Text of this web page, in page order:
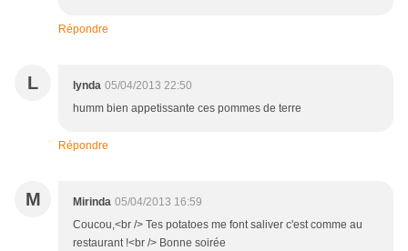
Répondre
L lynda 05/04/2013 22:50
humm bien appetissante ces pommes de terre
Répondre
M Mirinda 05/04/2013 16:59
Coucou,<br /> Tes potatoes me font saliver c'est comme au
restaurant !<br /> Bonne soirée